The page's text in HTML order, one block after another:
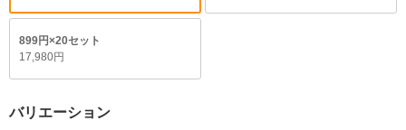
899円×20セット
17,980円
バリエーション